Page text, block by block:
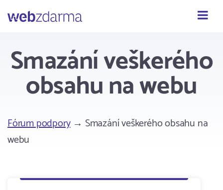
Webzdarma
Smazání veškerého
obsahu na webu
Fórum podpory→ Smazání veškerého obsahu na
webu